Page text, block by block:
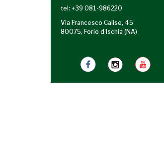
tel: +39 081-986220
Via Francesco Calise, 45
80075, Forio d'Ischia (NA)